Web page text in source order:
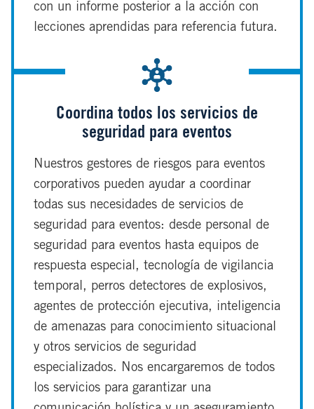
con un informe posterior a la acción con
lecciones aprendidas para referencia futura.
Coordina todos los servicios de
seguridad para eventos
Nuestros gestores de riesgos para eventos
corporativos pueden ayudar a coordinar
todas sus necesidades de servicios de
seguridad para eventos: desde personal de
seguridad para eventos hasta equipos de
respuesta especial, tecnología de vigilancia
temporal, perros detectores de explosivos,
agentes de protección ejecutiva, inteligencia
de amenazas para conocimiento situacional
y otros servicios de seguridad
especializados. Nos encargaremos de todos
los servicios para garantizar una